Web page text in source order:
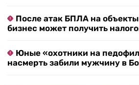
После атак БПЛА на
бизнес может получить
Юные «охотники на
насмерть забили мужчину в